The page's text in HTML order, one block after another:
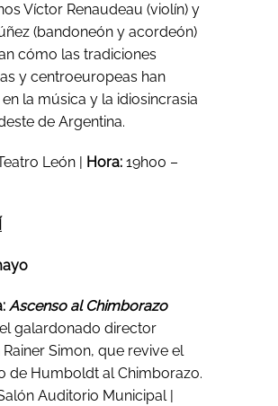
Víctor Renaudeau (violín) y
(bandoneón y acordeón)
cómo las tradiciones
y centroeuropeas han
la música y la idiosincrasia
de Argentina.
León | Hora: 19h00 –
Ascenso al Chimborazo
galardonado director
Simon, que revive el
de Humboldt al Chimborazo.
Auditorio Municipal |